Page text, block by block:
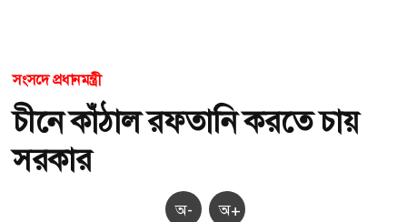
সংসদে প্রধানমন্ত্রী
চীনে কাঁঠাল রফতানি করতে চায়
সরকার
অ- অ+